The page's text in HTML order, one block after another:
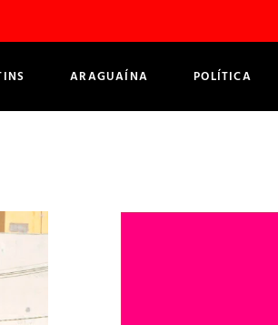
ARAGUAÍNA POLÍTICA